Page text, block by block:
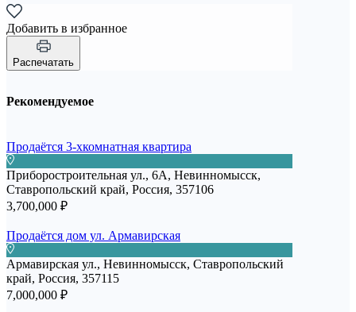
Добавить в избранное
Распечатать
Рекомендуемое
Продаётся 3-хкомнатная квартира
Приборостроительная ул., 6А, Невинномысск,
Ставропольский край, Россия, 357106
3,700,000 ₽
Продаётся дом ул. Армавирская
Армавирская ул., Невинномысск, Ставропольский
край, Россия, 357115
7,000,000 ₽